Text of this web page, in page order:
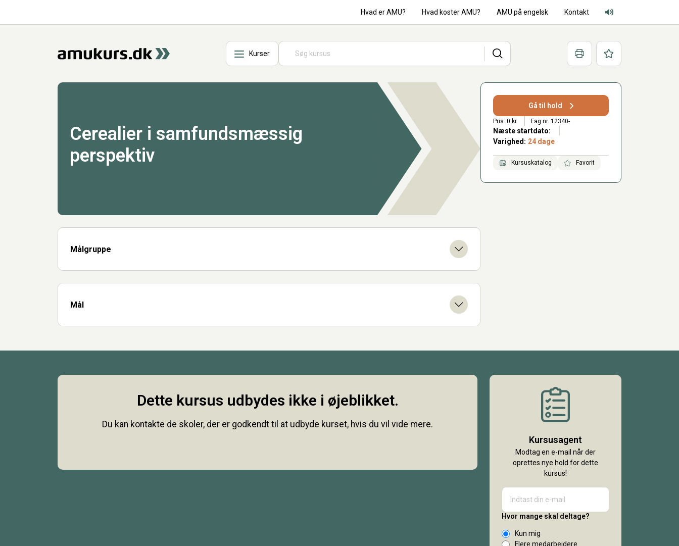
Hvad er AMU? Hvad koster AMU? AMU på engelsk Kontakt
Adgang for alle lyd
Kurser Søg Print Favoritter
Cerealier i samfundsmæssig
perspektiv
Målgruppe
Mål
Gå til hold
Pris: 0 kr. Fag nr. 12340-
Næste startdato:
Varighed: 24 dage
Kursuskatalog Favorit
Dette kursus udbydes ikke i øjeblikket.
Du kan kontakte de skoler, der er godkendt til at udbyde kurset, hvis du vil vide mere.
Kursusagent
Modtag en e-mail når der
oprettes nye hold for dette
kursus!
Hvor mange skal deltage?
Kun mig
Flere medarbejdere